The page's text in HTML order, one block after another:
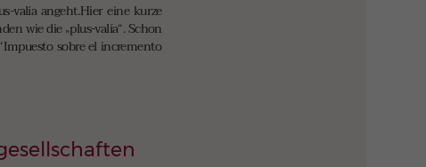
valía angeht.Hier eine kurze
wie die „plus-valía“. Schon
sobre el incremento